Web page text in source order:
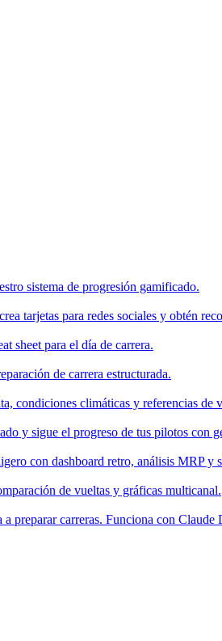
sistema de progresión gamificado.
tarjetas para redes sociales y obtén
sheet para el día de carrera.
de carrera estructurada.
condiciones climáticas y referencias de
y sigue el progreso de tus pilotos con
con dashboard retro, análisis MRP y
de vueltas y gráficas multicanal.
preparar carreras. Funciona con